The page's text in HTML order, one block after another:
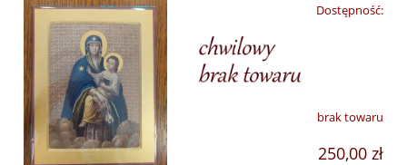
Dostępność:
brak towaru
250,00 zł